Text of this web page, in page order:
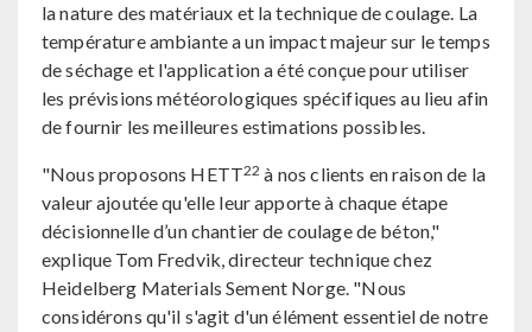
la nature des matériaux et la technique de coulage. La
température ambiante a un impact majeur sur le temps
de séchage et l'application a été conçue pour utiliser
les prévisions météorologiques spécifiques au lieu afin
de fournir les meilleures estimations possibles.
"Nous proposons HETT22 à nos clients en raison de la
valeur ajoutée qu'elle leur apporte à chaque étape
décisionnelle d’un chantier de coulage de béton,"
explique Tom Fredvik, directeur technique chez
Heidelberg Materials Sement Norge. "Nous
considérons qu'il s'agit d'un élément essentiel de notre